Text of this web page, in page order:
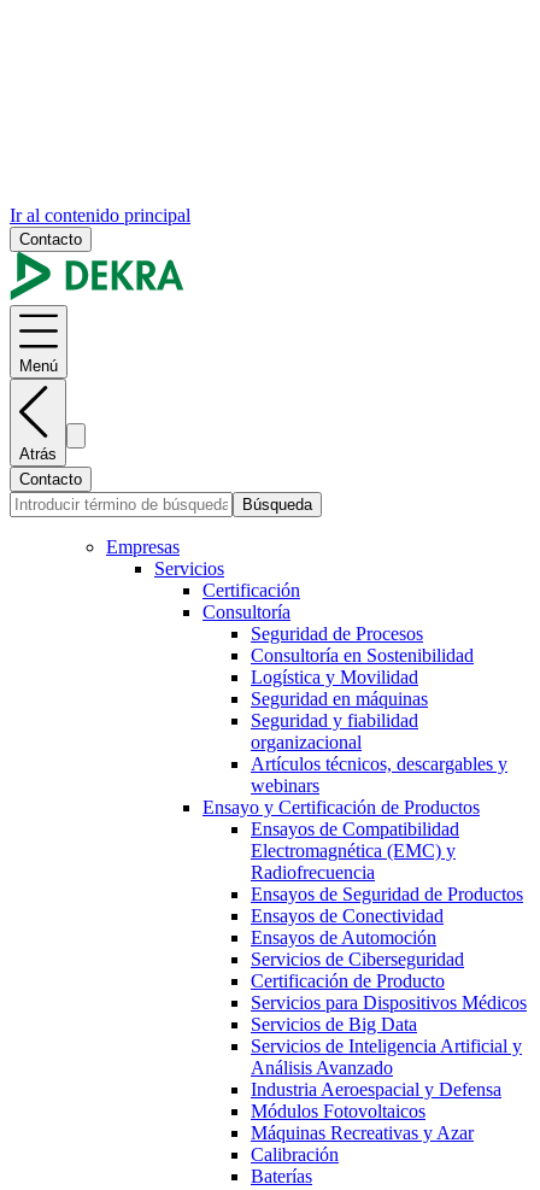
Ir al contenido principal
Contacto
Menú
Atrás
Contacto
Búsqueda
Empresas
Servicios
Certificación
Consultoría
Seguridad de Procesos
Consultoría en Sostenibilidad
Logística y Movilidad
Seguridad en máquinas
Seguridad y fiabilidad
organizacional
Artículos técnicos, descargables y
webinars
Ensayo y Certificación de Productos
Ensayos de Compatibilidad
Electromagnética (EMC) y
Radiofrecuencia
Ensayos de Seguridad de Productos
Ensayos de Conectividad
Ensayos de Automoción
Servicios de Ciberseguridad
Certificación de Producto
Servicios para Dispositivos Médicos
Servicios de Big Data
Servicios de Inteligencia Artificial y
Análisis Avanzado
Industria Aeroespacial y Defensa
Módulos Fotovoltaicos
Máquinas Recreativas y Azar
Calibración
Baterías